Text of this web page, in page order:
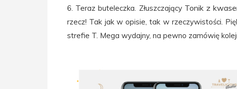
6. Teraz buteleczka. Złuszczający Tonik z
rzecz! Tak jak w opisie, tak w rzeczywistości.
strefie T. Mega wydajny, na pewno zamówię